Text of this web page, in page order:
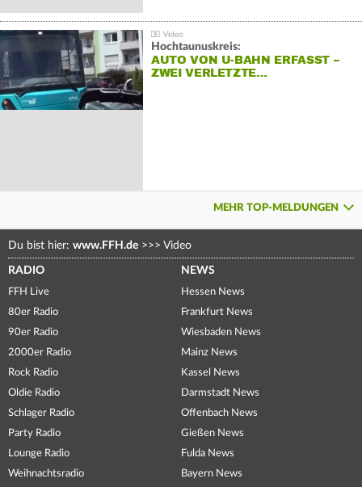
Hochtaunuskreis:
AUTO VON U-BAHN ERFASST –
ZWEI VERLETZTE…
MEHR TOP-MELDUNGEN
Du bist hier: www.FFH.de >>> Video
RADIO
FFH Live
80er Radio
90er Radio
2000er Radio
Rock Radio
Oldie Radio
Schlager Radio
Party Radio
Lounge Radio
Weihnachtsradio
NEWS
Hessen News
Frankfurt News
Wiesbaden News
Mainz News
Kassel News
Darmstadt News
Offenbach News
Gießen News
Fulda News
Bayern News